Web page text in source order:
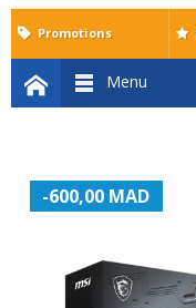
Menu
Promotions
-600,00 MAD